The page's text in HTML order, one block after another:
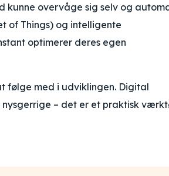
kunne overvåge sig selv og
of Things) og intelligente
optimerer deres egen
følge med i udviklingen. Digital
– det er et praktisk